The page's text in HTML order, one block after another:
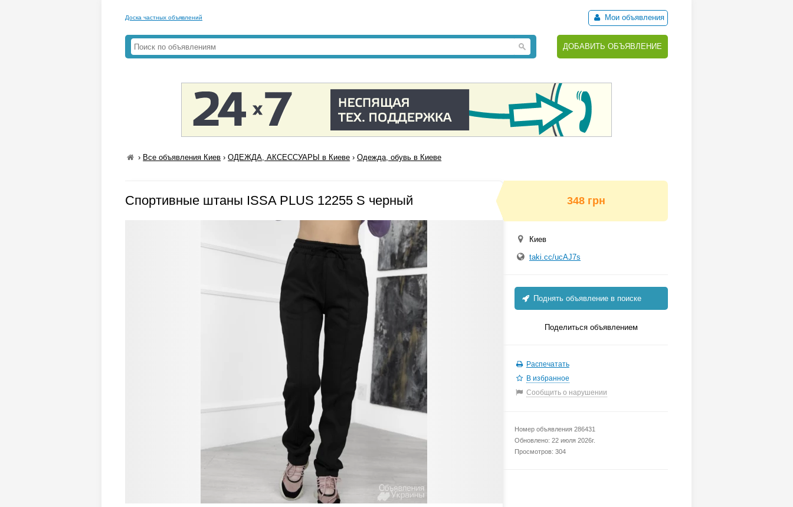
Доска частных объявлений Мои объявления
ДОБАВИТЬ ОБЪЯВЛЕНИЕ
› Все объявления Киев ›ОДЕЖДА, АКСЕССУАРЫ в Киеве ›Одежда, обувь в Киеве
Спортивные штаны ISSA PLUS 12255 S черный 348 грн
Киев
taki.cc/ucAJ7s
Поднять объявление в поиске
Поделиться объявлением
Распечатать
В избранное
Сообщить о нарушении
Номер объявления 286431
Обновлено: 22 июля 2026г.
Просмотров: 304